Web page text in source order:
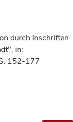
durch Inschriften
in:
152-177